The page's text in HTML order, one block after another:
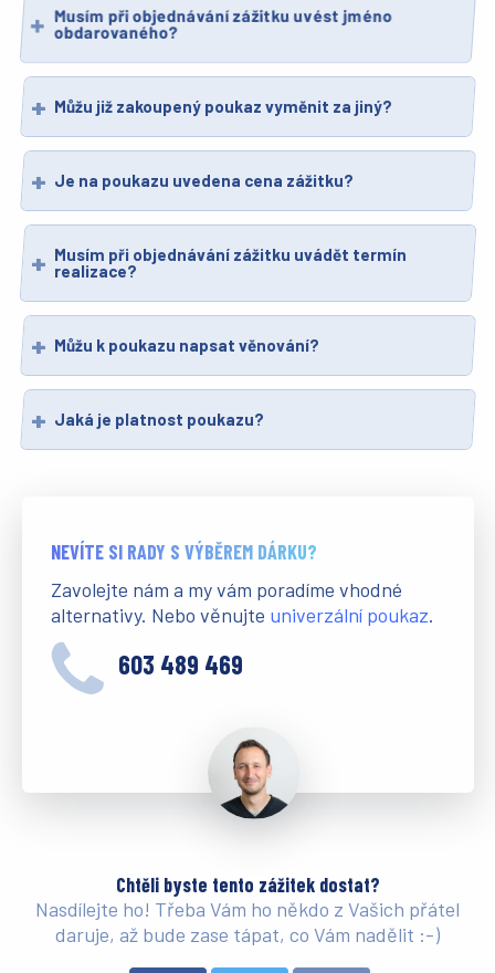
Musím při objednávání zážitku uvést jméno
obdarovaného?
Můžu již zakoupený poukaz vyměnit za jiný?
Je na poukazu uvedena cena zážitku?
Musím při objednávání zážitku uvádět termín
realizace?
Můžu k poukazu napsat věnování?
Jaká je platnost poukazu?
NEVÍTE SI RADY S VÝBĚREM DÁRKU?
Zavolejte nám a my vám poradíme vhodné
alternativy. Nebo věnujte univerzální poukaz.
603 489 469
Chtěli byste tento zážitek dostat?
Nasdílejte ho! Třeba Vám ho někdo z Vašich přátel
daruje, až bude zase tápat, co Vám nadělit :-)